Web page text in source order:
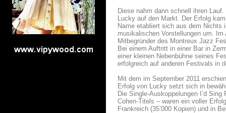
Diese nahm dann schnell ihren
Lucky auf den Markt. Der Erfolg
Name etabliert sich aus dem Nichts
musikalischen Vorstellungen um.
Mitbegründer des Montreux Jazz
Bei einem Auftritt in einer Bar in
einer kleinen Nebenbühne seines
erfolgreich auf anderen Festivals in
Mit dem im September 2011
Erfolg von Lucky setzt sich in
Die Single-Auskoppelungen I’d
Cohen-Titels – waren ein voller
Frankreich (35’000 Kopien) und in